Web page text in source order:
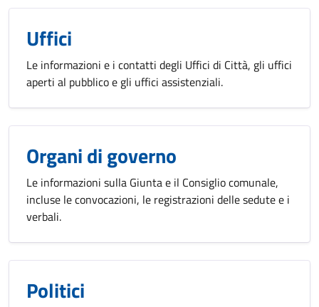
Uffici
Le informazioni e i contatti degli Uffici di Città, gli uffici
aperti al pubblico e gli uffici assistenziali.
Organi di governo
Le informazioni sulla Giunta e il Consiglio comunale,
incluse le convocazioni, le registrazioni delle sedute e i
verbali.
Politici